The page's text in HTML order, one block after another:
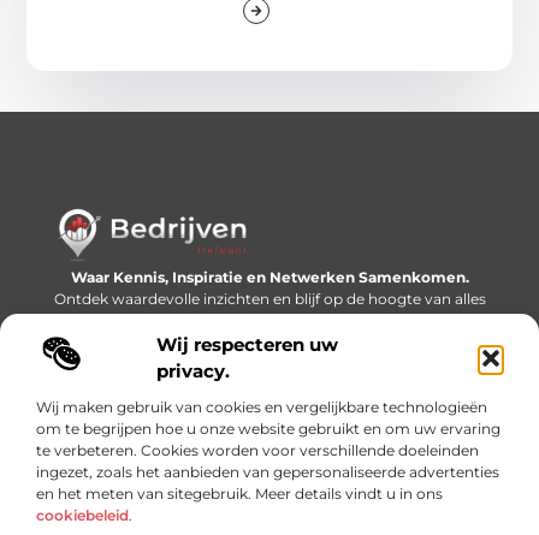
Wij respecteren uw
privacy.
Wij maken gebruik van cookies en vergelijkbare technologieën
om te begrijpen hoe u onze website gebruikt en om uw ervaring
te verbeteren. Cookies worden voor verschillende doeleinden
ingezet, zoals het aanbieden van gepersonaliseerde advertenties
en het meten van sitegebruik. Meer details vindt u in ons
cookiebeleid.
Waar Kennis, Inspiratie en Netwerken Samenkomen.
Ontdek waardevolle inzichten en blijf op de hoogte van alles
wat er speelt in de wereld.
Bericht categorie
Onze informatie